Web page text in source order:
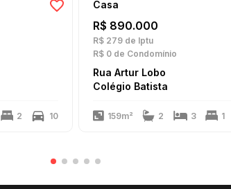
2 10
Casa
R$ 890.000
R$ 279 de Iptu
R$ 0 de Condomínio
Rua Artur Lobo
Colégio Batista
159m² 2 3 1